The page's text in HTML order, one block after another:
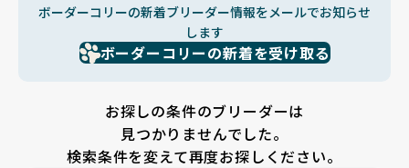
ボーダーコリーの新着ブリーダー情報をメールでお知らせ
します
ボーダーコリーの新着を受け取る
お探しの条件のブリーダーは
見つかりませんでした。
検索条件を変えて再度お探しください。